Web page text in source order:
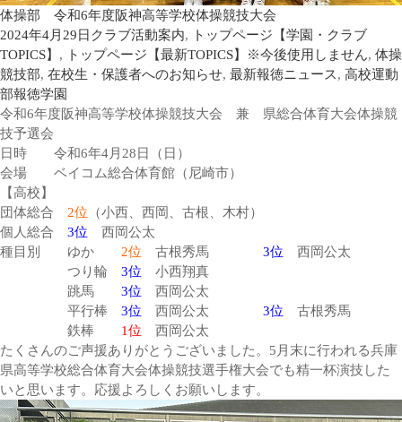
体操部 令和6年度阪神高等学校体操競技大会
2024年4月29日 クラブ活動案内,
トップページ【学園・クラブ
TOPICS】 , トップページ【最新TOPICS】※今後使用しません, 体操
競技部, 在校生・保護者へのお知らせ, 最新報徳ニュース, 高校運動
部報徳学園
令和6年度阪神高等学校体操競技大会 兼 県総合体育大会体操競
技予選会
日時 令和6年4月28日（日）
会場 ベイコム総合体育館（尼崎市）
【高校】
団体総合 2位 （小西、西岡、古根、木村）
個人総合 3位 西岡公太
種目別 ゆか 2位 古根秀馬 3位 西岡公太
つり輪 3位 小西翔真
跳馬 3位 西岡公太
平行棒 3位 西岡公太 3位 古根秀馬
鉄棒 1位 西岡公太
たくさんのご声援ありがとうございました。5月末に行われる兵庫
県高等学校総合体育大会体操競技選手権大会でも精一杯演技した
いと思います。応援よろしくお願いします。